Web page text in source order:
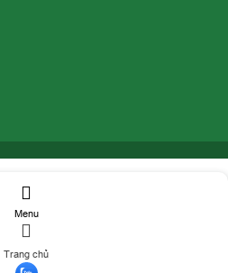
Menu
Trang chủ